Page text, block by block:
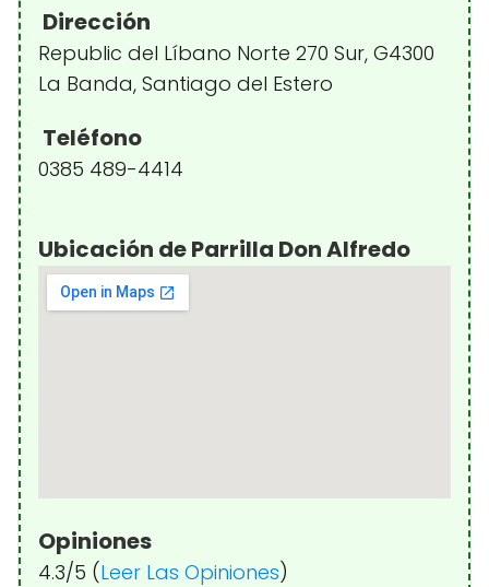
Dirección
Republic del Líbano Norte 270 Sur, G4300
La Banda, Santiago del Estero
Teléfono
0385 489-4414
Ubicación de Parrilla Don Alfredo
Opiniones
4.3/5 (Leer Las Opiniones)